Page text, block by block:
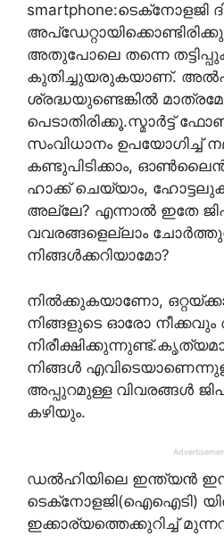
smartphone:ടെക്‌നോളജി
അതുപോലെ തന്നെ
കുതിച്ചുയരുകയാണ്.
ശ്രദ്ധയുണ്ടെങ്കില്‍ മാത്രമേ
പെടാതിരിക്കൂ.സ്മാര്‍ട്ട്
സംവിധാനം ഉപയോഗിച്ച്
കണ്ടുപിടിക്കാം,
ഹാക്ക് ചെയ്യാം,
അല്ലേ? എന്നാല്‍ ഇതേ
വവരങ്ങളെല്ലാം
നിങ്ങള്‍ക്കറിയാമോ?
നില്‍ക്കുകയാണോ,
നിങ്ങളുടെ ഓരോ
നിങ്ങള്‍
അപ്പുറമുള്ള വിവരങ്ങള്‍
കഴിയും.
ഡല്‍ഹിയിലെ ഇന്ത്യന്‍
ടെക്‌നോളജി(ഐഐടി)
ഇക്കാര്യത്തെക്കുറിച്ച്